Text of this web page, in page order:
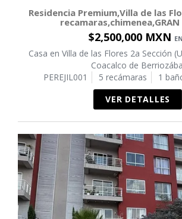
Residencia Premium,Villa de las
recamaras,chimenea,GRAN
$2,500,000 MXN
Casa en Villa de las Flores 2a Sección
Coacalco de
PEREJIL001
5 recámaras 1
VER DETALLES